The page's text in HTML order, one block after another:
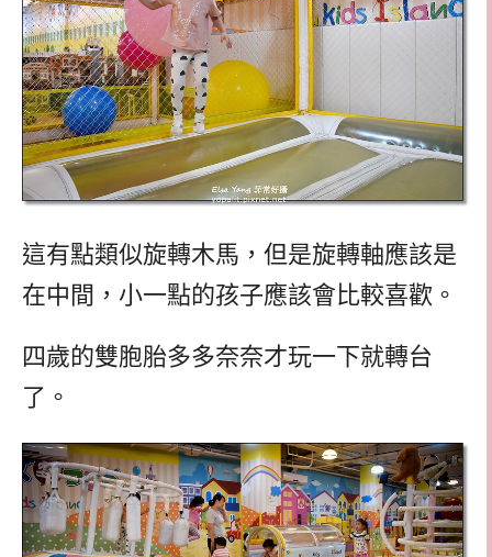
這有點類似旋轉木馬，但是旋轉軸應該是
在中間，小一點的孩子應該會比較喜歡。
四歲的雙胞胎多多奈奈才玩一下就轉台
了。